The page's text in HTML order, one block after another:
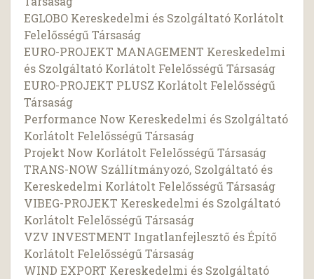
EGLOBO Kereskedelmi és Szolgáltató Korlátolt
Felelősségű Társaság
EURO-PROJEKT MANAGEMENT Kereskedelmi
és Szolgáltató Korlátolt Felelősségű Társaság
EURO-PROJEKT PLUSZ Korlátolt Felelősségű
Társaság
Performance Now Kereskedelmi és Szolgáltató
Korlátolt Felelősségű Társaság
Projekt Now Korlátolt Felelősségű Társaság
TRANS-NOW Szállítmányozó, Szolgáltató és
Kereskedelmi Korlátolt Felelősségű Társaság
VIBEG-PROJEKT Kereskedelmi és Szolgáltató
Korlátolt Felelősségű Társaság
VZV INVESTMENT Ingatlanfejlesztő és Építő
Korlátolt Felelősségű Társaság
WIND EXPORT Kereskedelmi és Szolgáltató